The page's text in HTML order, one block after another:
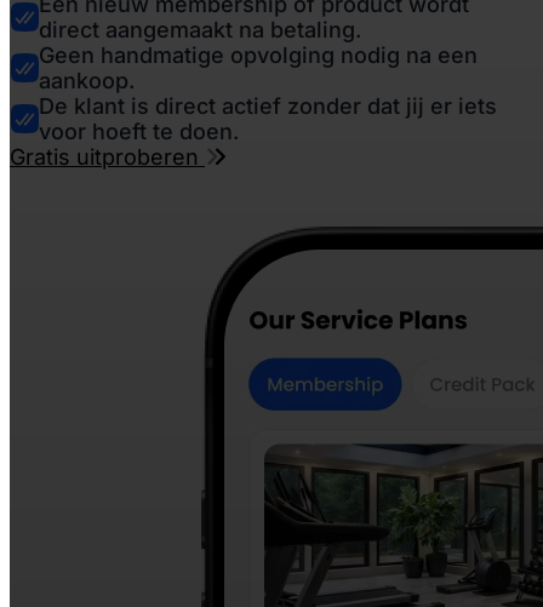
direct aangemaakt na betaling.
Geen handmatige opvolging nodig na een
aankoop.
De klant is direct actief zonder dat jij er iets
voor hoeft te doen.
Gratis uitproberen